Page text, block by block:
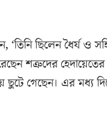
ছিলেন ধৈর্য ও
শত্রুদের
ছুটে গেছেন। এর মধ্য